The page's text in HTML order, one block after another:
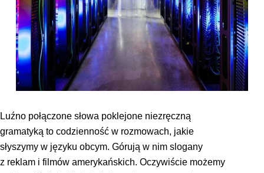
Luźno połączone słowa poklejone niezręczną
gramatyką to codzienność w rozmowach, jakie
słyszymy w języku obcym. Górują w nim slogany
z reklam i filmów amerykańskich. Oczywiście możemy